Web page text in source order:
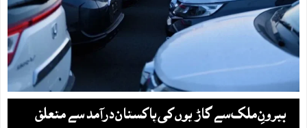
بیرونِ ملک سے گاڑیوں کی پاکستان درآمد سے متعلق